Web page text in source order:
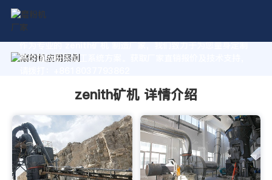
作为专业的 zenith矿机 制造厂家，我们致力于为您量身定制
高价值的粉体加工系统方案。获取厂家直销报价及技术支持，
zenith矿机 详情介绍